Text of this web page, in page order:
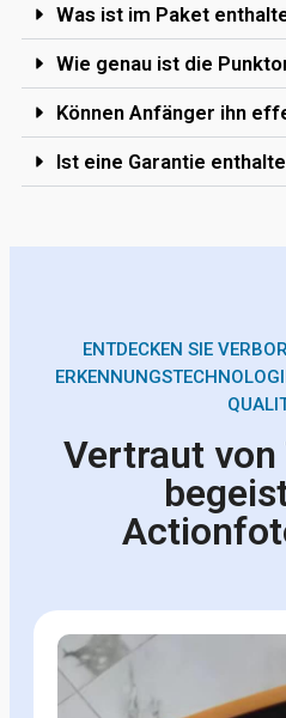
Was ist im Paket
Wie genau ist die
Können Anfänger ihn
Ist eine Garantie
ENTDECKEN SIE
Vertraut von